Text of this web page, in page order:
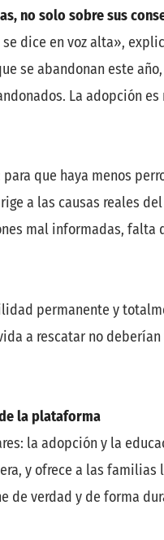
no solo sobre sus
dice en voz alta»,
se abandonan este
La adopción
que haya menos
a las causas reales
mal informadas, falta
permanente y
a rescatar no
la plataforma
la adopción y la
y ofrece a las
de verdad y de forma